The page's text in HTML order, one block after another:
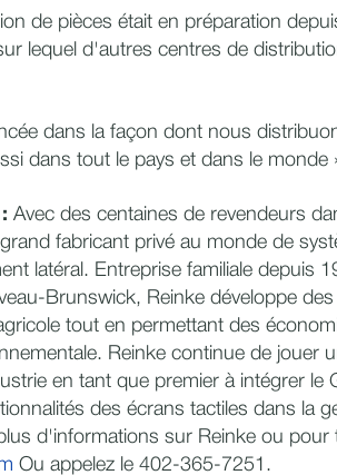
de pièces était en préparation
lequel d'autres centres de
dans la façon dont nous
dans tout le pays et dans le monde
Avec des centaines de revendeurs
fabricant privé au monde de
latéral. Entreprise familiale depuis
Brunswick, Reinke développe
tout en permettant des
Reinke continue de jouer
en tant que premier à intégrer le
des écrans tactiles dans la
d'informations sur Reinke ou pour
Ou appelez le 402-365-7251.